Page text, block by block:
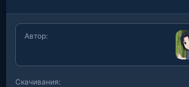
Автор
Скачивания